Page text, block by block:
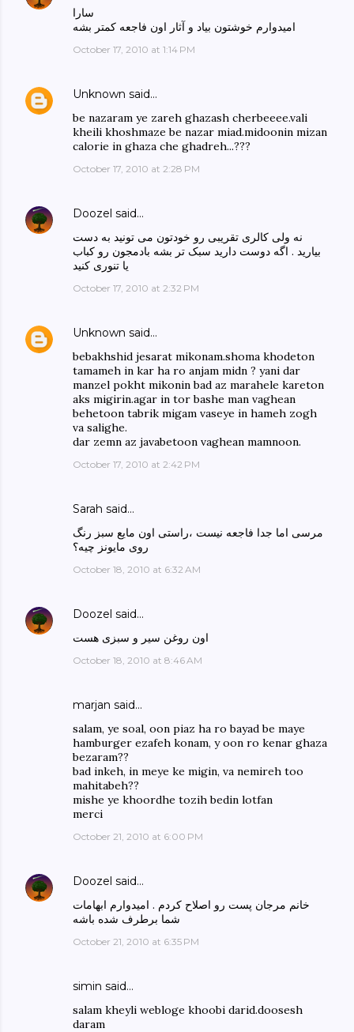
سارا
امیدوارم خوشتون بیاد و آثار اون فاجعه کمتر بشه
October 17, 2010 at 1:14 PM
Unknown said…
be nazaram ye zareh ghazash cherbeeee.vali
kheili khoshmaze be nazar miad.midoonin mizan
calorie in ghaza che ghadreh...???
October 17, 2010 at 2:28 PM
Doozel said…
نه ولی کالری تقریبی رو خودتون می تونید به دست
بیارید . اگه دوست دارید سبک تر بشه بادمجون رو کباب
یا تنوری کنید
October 17, 2010 at 2:32 PM
Unknown said…
bebakhshid jesarat mikonam.shoma khodeton
tamameh in kar ha ro anjam midn ? yani dar
manzel pokht mikonin bad az marahele kareton
aks migirin.agar in tor bashe man vaghean
behetoon tabrik migam vaseye in hameh zogh
va salighe.
dar zemn az javabetoon vaghean mamnoon.
October 17, 2010 at 2:42 PM
Sarah said…
مرسی اما جدا فاجعه نیست ،راستی اون مایع سبز رنگ
روی مایونز چیه؟
October 18, 2010 at 6:32 AM
Doozel said…
اون روغن سیر و سبزی هست
October 18, 2010 at 8:46 AM
marjan said…
salam, ye soal, oon piaz ha ro bayad be maye
hamburger ezafeh konam, y oon ro kenar ghaza
bezaram??
bad inkeh, in meye ke migin, va nemireh too
mahitabeh??
mishe ye khoordhe tozih bedin lotfan
merci
October 21, 2010 at 6:00 PM
Doozel said…
خانم مرجان پست رو اصلاح کردم . امیدوارم ابهامات
شما برطرف شده باشه
October 21, 2010 at 6:35 PM
simin said…
salam kheyli webloge khoobi darid.doosesh
daram